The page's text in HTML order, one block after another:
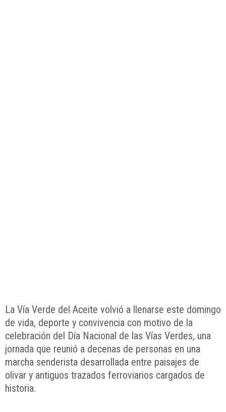
La Vía Verde del Aceite volvió a llenarse este domingo
de vida, deporte y convivencia con motivo de la
celebración del Día Nacional de las Vías Verdes, una
jornada que reunió a decenas de personas en una
marcha senderista desarrollada entre paisajes de
olivar y antiguos trazados ferroviarios cargados de
historia.